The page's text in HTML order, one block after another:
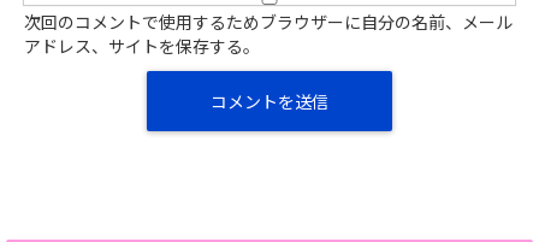
次回のコメントで使用するためブラウザーに自分の名前、メール
アドレス、サイトを保存する。